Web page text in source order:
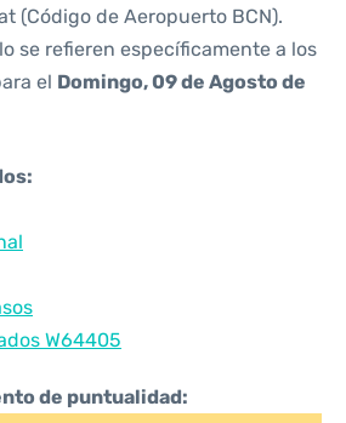
(Código de Aeropuerto BCN).
se refieren específicamente a los
el Domingo, 09 de Agosto de
W64405
de puntualidad: